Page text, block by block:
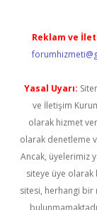
Reklam ve
Yasal Uyarı:
ve İletişim
olarak hizmet
olarak denetleme
Ancak, üyelerimiz
siteye üye olarak
sitesi, herhangi bir